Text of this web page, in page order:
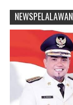
NEWSPELALAWAN